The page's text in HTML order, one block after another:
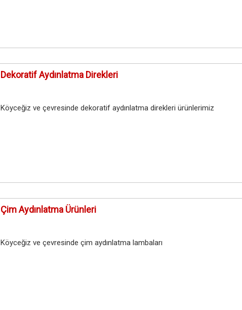
Dekoratif Aydınlatma Direkleri
Köyceğiz ve çevresinde dekoratif aydınlatma direkleri ürünlerimiz
Çim Aydınlatma Ürünleri
Köyceğiz ve çevresinde çim aydınlatma lambaları